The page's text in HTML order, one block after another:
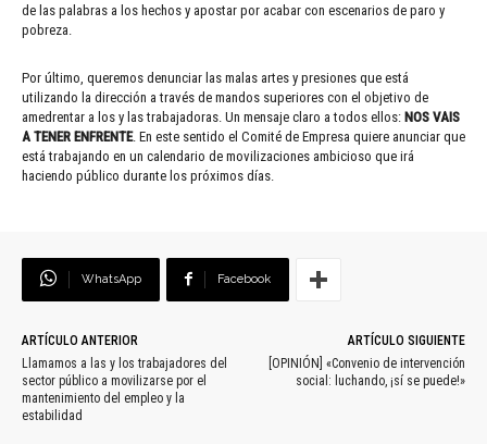
de las palabras a los hechos y apostar por acabar con escenarios de paro y
pobreza.
Por último, queremos denunciar las malas artes y presiones que está
utilizando la dirección a través de mandos superiores con el objetivo de
amedrentar a los y las trabajadoras. Un mensaje claro a todos ellos: NOS VAIS
A TENER ENFRENTE. En este sentido el Comité de Empresa quiere anunciar que
está trabajando en un calendario de movilizaciones ambicioso que irá
haciendo público durante los próximos días.
WhatsApp Facebook
ARTÍCULO ANTERIOR
Llamamos a las y los trabajadores del
sector público a movilizarse por el
mantenimiento del empleo y la
estabilidad
ARTÍCULO SIGUIENTE
[OPINIÓN] «Convenio de intervención
social: luchando, ¡sí se puede!»